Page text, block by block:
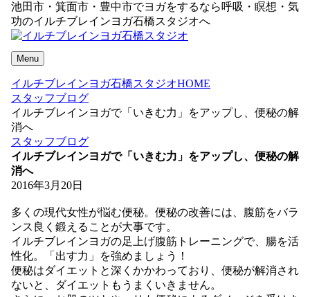
池田市・箕面市・豊中市でヨガをするなら呼吸・瞑想・気
功のイルチブレインヨガ石橋スタジオへ
Menu
イルチブレインヨガ石橋スタジオHOME
スタッフブログ
イルチブレインヨガで「いきむ力」をアップし、便秘の解
消へ
スタッフブログ
イルチブレインヨガで「いきむ力」をアップし、便秘の解
消へ
2016年3月20日
多くの現代女性が悩む便秘。便秘の改善には、腹筋をバラ
ンス良く鍛えることが大事です。
イルチブレインヨガの足上げ腹筋トレーニングで、腸を活
性化。「出す力」を強めましょう！
便秘はダイエットと深くかかわっており、便秘が解消され
ないと、ダイエットもうまくいきません。